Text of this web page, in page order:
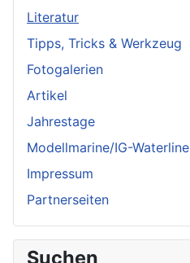
Literatur
Tipps, Tricks & Werkzeug
Fotogalerien
Artikel
Jahrestage
Modellmarine/IG-Waterline
Impressum
Partnerseiten
Suchen